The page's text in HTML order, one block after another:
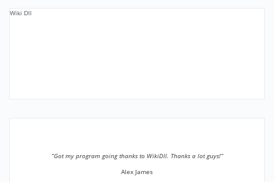
Wiki Dll
”Got my program going thanks to WikiDll. Thanks a lot guys!”
Alex James